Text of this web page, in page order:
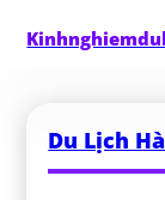
Du Lịch